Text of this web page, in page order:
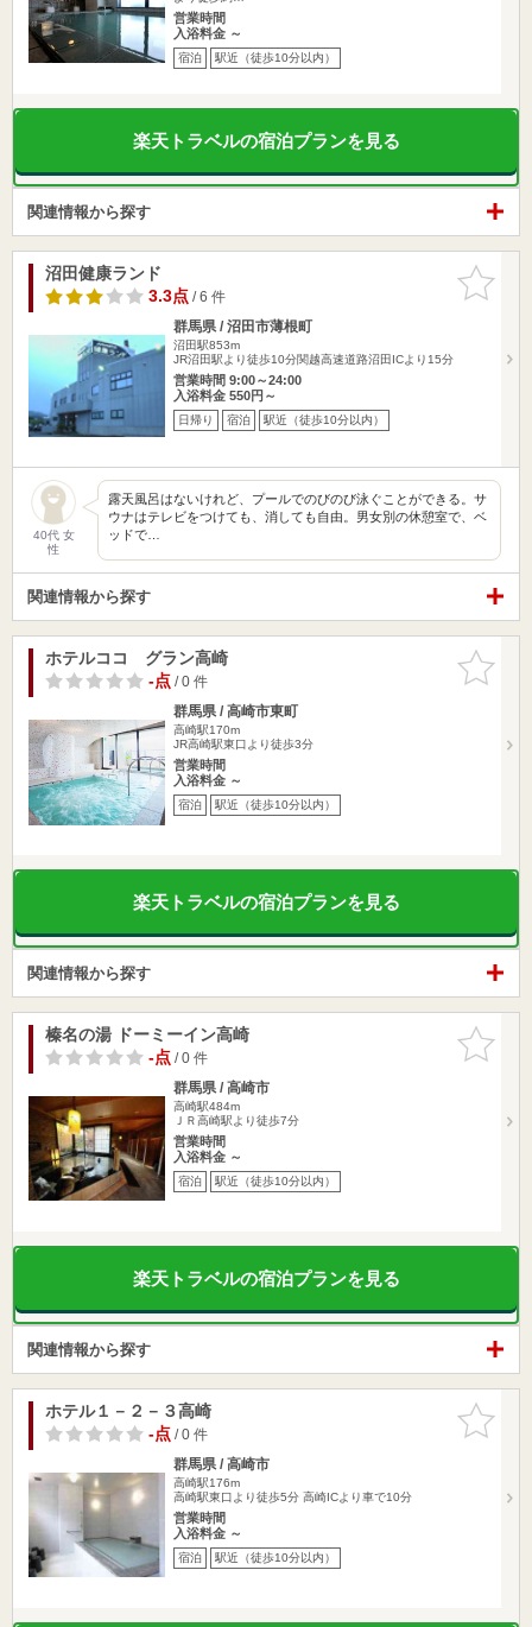
営業時間
入浴料金 ～
宿泊 駅近（徒歩10分以内）
楽天トラベルの宿泊プランを見る
関連情報から探す
お気に入
りに追加
沼田健康ランド
3.3点/ 6 件
群馬県 / 沼田市薄根町
沼田駅853m
JR沼田駅より徒歩10分関越高速道路沼田ICより15分
営業時間 9:00～24:00
入浴料金 550円～
日帰り 宿泊 駅近（徒歩10分以内）
40代 女
性
露天風呂はないけれど、プールでのびのび泳ぐことができる。サ
ウナはテレビをつけても、消しても自由。男女別の休憩室で、ベ
ッドで…
関連情報から探す
お気に入
りに追加
ホテルココ グラン高崎
-点/ 0 件
群馬県 / 高崎市東町
高崎駅170m
JR高崎駅東口より徒歩3分
営業時間
入浴料金 ～
宿泊 駅近（徒歩10分以内）
楽天トラベルの宿泊プランを見る
関連情報から探す
お気に入
りに追加
榛名の湯 ドーミーイン高崎
-点/ 0 件
群馬県 / 高崎市
高崎駅484m
ＪＲ高崎駅より徒歩7分
営業時間
入浴料金 ～
宿泊 駅近（徒歩10分以内）
楽天トラベルの宿泊プランを見る
関連情報から探す
お気に入
りに追加
ホテル１－２－３高崎
-点/ 0 件
群馬県 / 高崎市
高崎駅176m
高崎駅東口より徒歩5分 高崎ICより車で10分
営業時間
入浴料金 ～
宿泊 駅近（徒歩10分以内）